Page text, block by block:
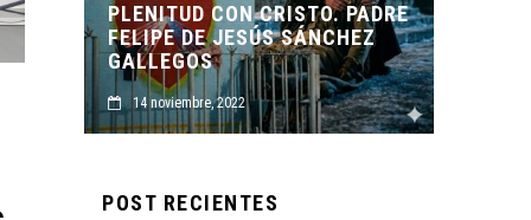
CRISTO. PADRE
SÁNCHEZ
ORIGEN Y PROPÓSITO DE
CASA INDI
14 noviembre, 2022
POST RECIENTES